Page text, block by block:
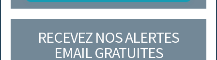
RECEVEZ NOS ALERTES
EMAIL GRATUITES